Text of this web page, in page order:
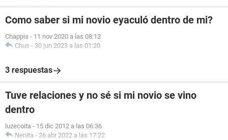
Como saber si mi novio eyaculó dentro de mi?
Chappis - 11 nov 2020 a las 08:12
Chus - 30 jun 2023 a las 01:20
3 respuestas
Tuve relaciones y no sé si mi novio se vino
dentro
luzecoita - 15 dic 2012 a las 06:36
Nenita - 26 abr 2022 a las 17:22